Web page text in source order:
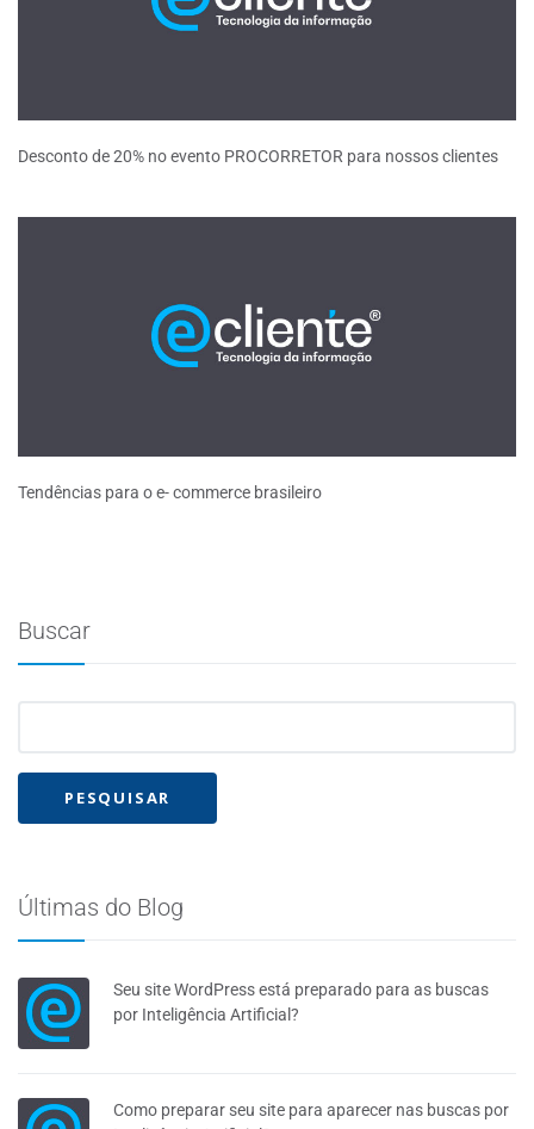
Desconto de 20% no evento PROCORRETOR para nossos clientes
Tendências para o e- commerce brasileiro
Buscar
Últimas do Blog
Seu site WordPress está preparado para as buscas
por Inteligência Artificial?
Como preparar seu site para aparecer nas buscas por